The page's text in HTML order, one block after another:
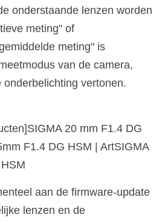
onderstaande lenzen worden
meting" of
meting" is
van de camera,
onderbelichting vertonen.
20 mm F1.4 DG
F1.4 DG HSM | ArtSIGMA
aan de firmware-update
lenzen en de